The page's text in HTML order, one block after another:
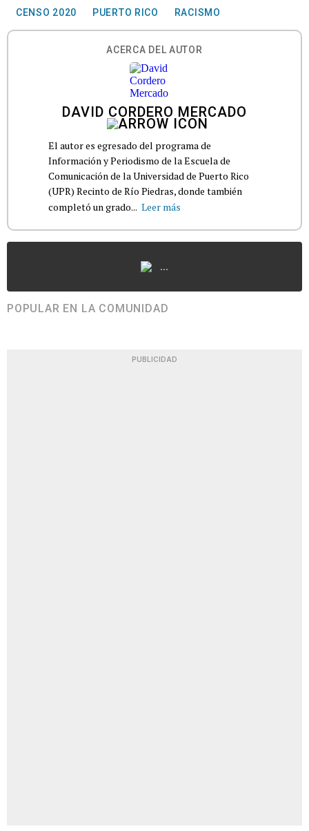
CENSO 2020 PUERTO RICO RACISMO
ACERCA DEL AUTOR
DAVID CORDERO MERCADO
El autor es egresado del programa de
Información y Periodismo de la Escuela de
Comunicación de la Universidad de Puerto Rico
(UPR) Recinto de Río Piedras, donde también
completó un grado... Leer más
...
POPULAR EN LA COMUNIDAD
PUBLICIDAD